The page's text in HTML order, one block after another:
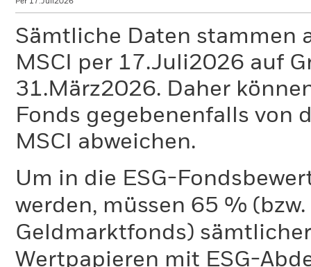
Sämtliche Daten stammen
MSCI per 17.Juli2026 auf
31.März2026. Daher
Fonds gegebenenfalls von
MSCI abweichen.
Um in die ESG-
werden, müssen 65 %
Geldmarktfonds)
Wertpapieren mit ESG-